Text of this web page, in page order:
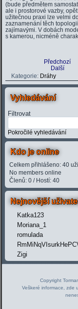
(bude předmětem
ale i prostorové vazby,
užitečnou praxi lze velmi
zaznamenání těch
zajímavými. V dobách
s kamerou, nicméně
Předchozí
Další
Kategorie: Dráhy
Vyhledávání
Filtrovat
Pokročilé vyhledávání
Kdo je online
Celkem přihlášeno: 40
No members online
Členů: 0 / Hostí: 40
Nejnovější
Katka123
Moriana_1
romulada
Zigi
Copyright
Veškeré informace, zde